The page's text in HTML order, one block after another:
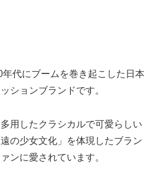
年代にブームを巻き起こした日本
ションブランドです。
用したクラシカルで可愛らしい
の少女文化」を体現したブラン
ンに愛されています。